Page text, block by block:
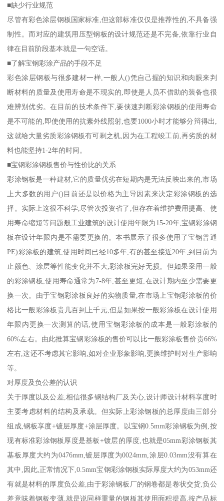
■缺少行业规范
尽管有彩色涂层钢板国家标准,但这部标准仅仅是推荐性的,不具备强
制性。而对应的建筑用压型钢板的设计规范还是不完备,依靠行业自
律在目前阶段基本就是一句空话。
■了解宝钢彩涂产品的手段不足
彩色涂层钢板与很多建材一样,一般人()凭自己握的知识和肉眼来判
断材料的质量及使用寿命是不现实的,即使是人员不借助的装备也很
难辨别优劣。在目前的技术条件下,要侠速判断彩涂钢板的使用寿命
是不可能的,即使使用的抗素外线照射,也要1000小时才能够分辩得出,
这就给大量劣质彩涂钢板有可剩之机,因为在工程竣工前,再劣质的材
料也能坚持1-2年的时间。
■宝钢彩涂钢板售价与性价比的关系
彩涂钢板是一种建材,它的质量优劣在短期内是无法反映出来的,市场
上大多数的用户()目前还是以价格为主导因素来决定彩涂钢板的选
择。实际上这很不科学,尽管次投资省了,但存在着维护费用提高、使
用寿命缩短等问题般工业建筑的设计使用年限为15-20年,宝钢彩涂钢
板在设计年限内是不需要更换的。本书展示了很多使用了宝钢普通
PE)彩涂板的建筑,使用时间已经10多年,有的甚至接近20年,到目前为
止颜色、涂层等性能变化并不大,彩涂板完好无损。但如果采用一般
的彩涂钢板,使用寿命通常为7-8年,甚至更短,在设计期内至少需要更
换一次。由于宝钢彩涂板良好的实物质量,在市场上宝钢彩涂板的价
格比一般彩涂板贵几百到上千元,但是如果按一般彩涂板在设计使用
年限内更换一次测算的话,使用宝钢彩涂板的成本是一般彩涂板的
60%左右。由此推算宝钢彩涂板的售价可以比一般彩涂板售价贵66%
左右,这还不考虑其它影响,如对企业形象影响,更换维护时对生产影响
等。
对厚度及负公差的认识
关于厚度以及公差,相信很多钢结构厂及关心,设计师设计材料享度时
主要考虑材料的结构及承载。但实际上彩涂钢板的总厚度由三部分
组成,钢板享度+镀层厚度+涂层厚度。以宝钢0.5mm彩涂钢板为例,按
现有标准彩涂钢板厚度是基板+镀层的厚度,也就是05mm彩涂钢板其
基板厚度大约为0476mm,镀层厚度为0024mm,涂层0.03mm没有算在
其中,因此,正常情况下,0.5mm宝钢彩涂钢板实际厚度大约为053mm还
有就是材料的厚度负公差,由于彩涂钢板厂的钢卷都是卷状交货,负公
差意味着钢板变薄,就是说同样重量的钢板其使用面积提高,按产品标